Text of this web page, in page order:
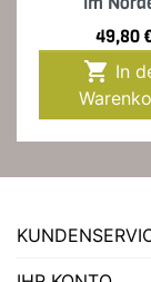
Preis
49,80
